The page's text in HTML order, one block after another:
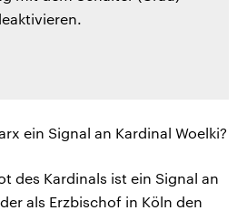
ein Signal an Kardinal Woelki?
des Kardinals ist ein Signal an
als Erzbischof in Köln den